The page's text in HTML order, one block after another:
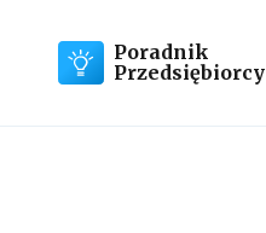
Poradnik
Przedsiębiorcy